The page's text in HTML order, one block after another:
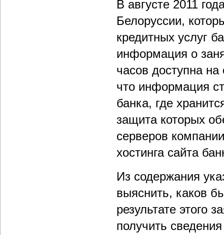
В августе 2011
Белоруссии,
кредитных услуг
информация о
часов доступна
что информация
банка, где
защита которых
серверов
хостинга сайта
Из содержания
выяснить, каков
результате этого
получить